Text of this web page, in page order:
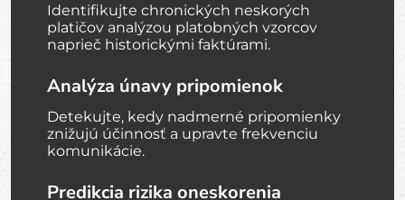
Identifikujte chronických neskorých
platičov analýzou platobných vzorcov
naprieč historickými faktúrami.
Analýza únavy pripomienok
Detekujte, kedy nadmerné pripomienky
znižujú účinnosť a upravte frekvenciu
komunikácie.
Predikcia rizika oneskorenia